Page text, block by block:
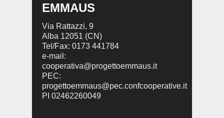
EMMAUS
Via Rattazzi, 9
Alba 12051 (CN)
Tel/Fax: 0173 441784
e-mail:
cooperativa@progettoemmaus.it
PEC:
progettoemmaus@pec.confcooperative.it
PI 02462260049